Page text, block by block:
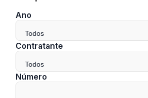
Ano
Todos
Contratante
Todos
Número